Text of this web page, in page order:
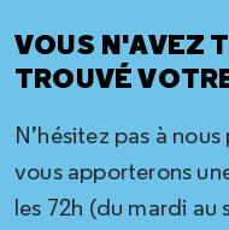
VOUS N'AVEZ
TROUVÉ
N’hésitez pas à
vous apporterons
les 72h (du mardi au